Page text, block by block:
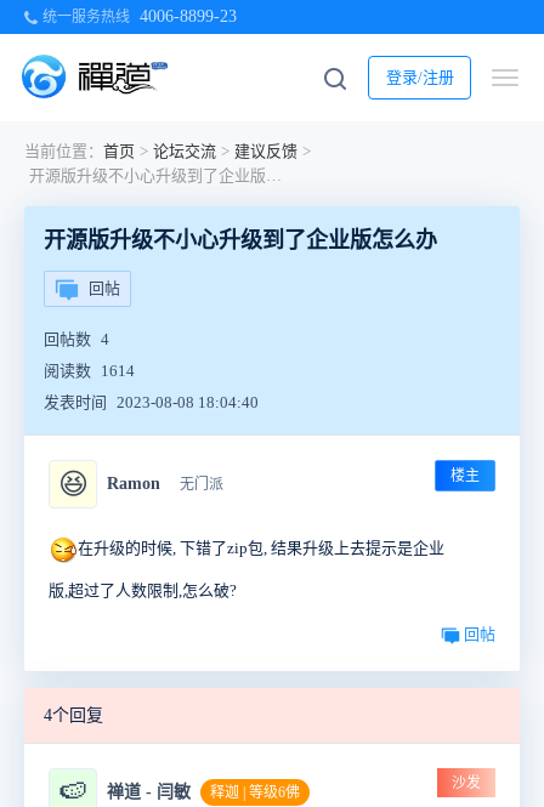
统一服务热线 4006-8899-23
登录/注册
当前位置： 首页 > 论坛交流 > 建议反馈 >
开源版升级不小心升级到了企业版怎么办
开源版升级不小心升级到了企业版怎么办
回帖
回帖数 4
阅读数 1614
发表时间
2023-08-08 18:04:40
😆 Ramon 无门派 楼主
在升级的时候, 下错了zip包, 结果升级上去提示是企业
版,超过了人数限制,怎么破?
回帖
4个回复
🍉 禅道 - 闫敏 释迦 | 等级6佛
沙发